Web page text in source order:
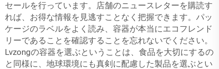
セールを行っています。店舗のニュースレターを購読す
れば、お得な情報を見逃すことなく把握できます。パッ
ケージのラベルをよく読み、容器が本当にエコフレンド
リーであることを確認することを忘れないでください。
Lvzongの容器を選ぶということは、食品を大切にするの
と同様に、地球環境にも真剣に配慮した製品を選ぶとい